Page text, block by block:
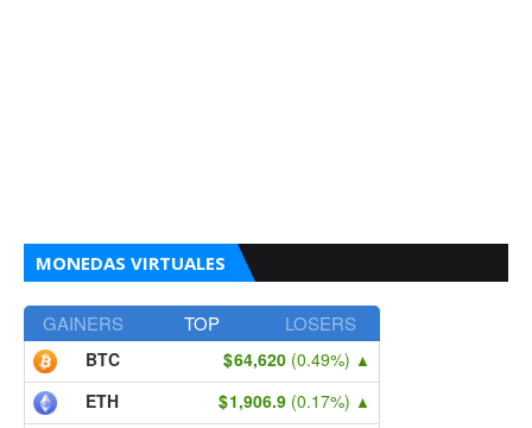
MONEDAS VIRTUALES
GAINERS TOP LOSERS
BTC 64,620 (0.49%) ▲
ETH 1,906.9 (0.17%) ▲